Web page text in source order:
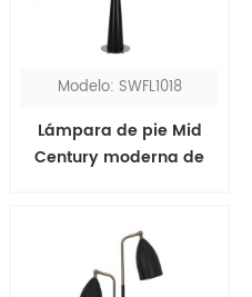
Modelo: SWFL1018
Lámpara de pie Mid
Century moderna de
blanca